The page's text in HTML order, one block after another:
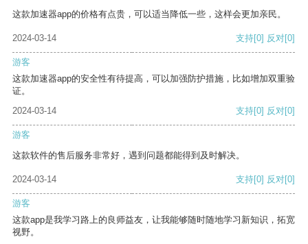
这款加速器app的价格有点贵，可以适当降低一些，这样会更加亲民。
2024-03-14 支持[0] 反对[0]
游客
这款加速器app的安全性有待提高，可以加强防护措施，比如增加双重验
证。
2024-03-14
支持[0] 反对[0]
游客
这款软件的售后服务非常好，遇到问题都能得到及时解决。
2024-03-14 支持[0] 反对[0]
游客
这款app是我学习路上的良师益友，让我能够随时随地学习新知识，拓宽
视野。